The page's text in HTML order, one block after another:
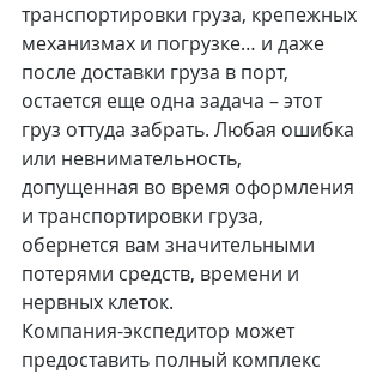
транспортировки груза, крепежных
механизмах и погрузке… и даже
после доставки груза в порт,
остается еще одна задача – этот
груз оттуда забрать. Любая ошибка
или невнимательность,
допущенная во время оформления
и транспортировки груза,
обернется вам значительными
потерями средств, времени и
нервных клеток.
Компания-экспедитор может
предоставить полный комплекс